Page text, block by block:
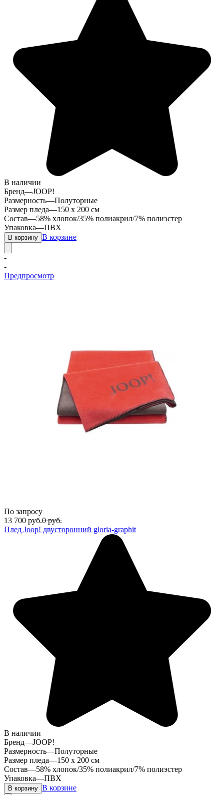
В наличии
Бренд—JOOP!
Размерность—Полуторные
Размер пледа—150 х 200 см
Состав—58% хлопок/35% полиакрил/7% полиэстер
Упаковка—ПВХ
В корзину В корзине
-
-
Предпросмотр
По запросу
13 700 руб.0 руб.
Плед Joop! двусторонний gloria-graphit
В наличии
Бренд—JOOP!
Размерность—Полуторные
Размер пледа—150 х 200 см
Состав—58% хлопок/35% полиакрил/7% полиэстер
Упаковка—ПВХ
В корзину В корзине